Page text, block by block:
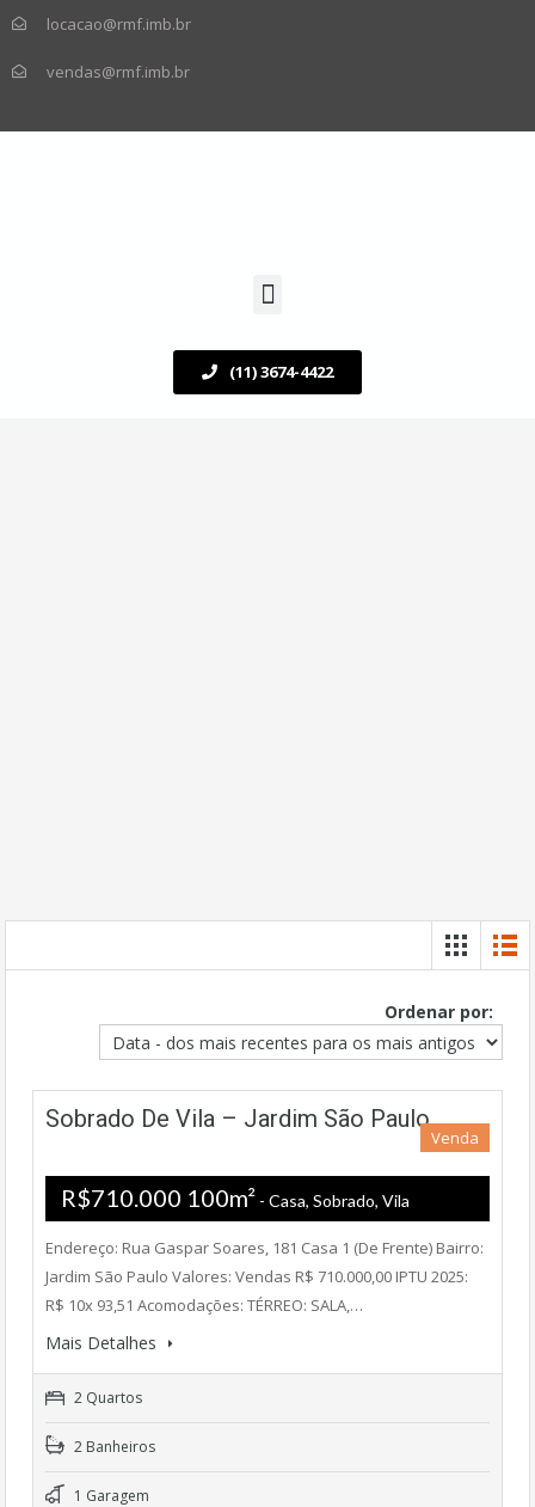
locacao@rmf.imb.br
vendas@rmf.imb.br
(11) 3674-4422
Ordenar por:
Sobrado De Vila – Jardim São Paulo
Venda
R$710.000 100m² - Casa, Sobrado, Vila
Endereço: Rua Gaspar Soares, 181 Casa 1 (De Frente) Bairro:
Jardim São Paulo Valores: Vendas R$ 710.000,00 IPTU 2025:
R$ 10x 93,51 Acomodações: TÉRREO: SALA,…
Mais Detalhes
2 Quartos
2 Banheiros
1 Garagem